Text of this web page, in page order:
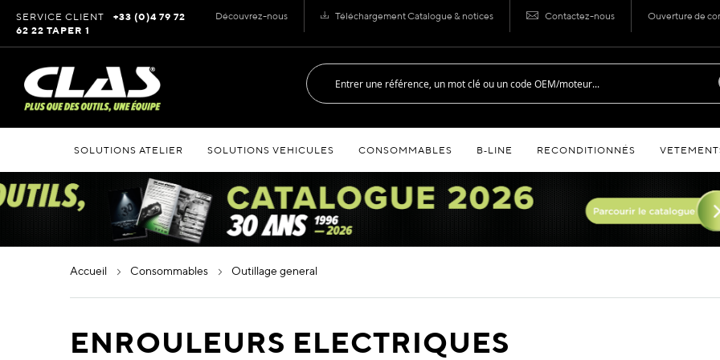
Découvrez-nous Téléchargement Catalogue & notices Contactez-nous Ouverture de
au
contenu
SERVICE CLIENT
+33 (0)4 79 72
62 22 TAPER 1
SOLUTIONS ATELIER SOLUTIONS VEHICULES CONSOMMABLES B‑LINE RECONDITIONNÉS
accueil consommables outillage general
ENROULEURS ELECTRIQUES